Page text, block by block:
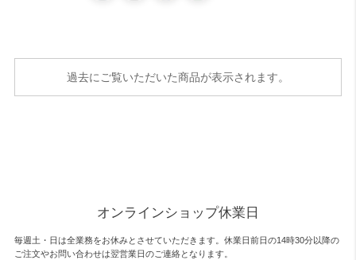
過去にご覧いただいた商品が表示されます。
オンラインショップ休業日
毎週土・日は全業務をお休みとさせていただきます。休業日前日の14時30分以降の
ご注文やお問い合わせは翌営業日のご連絡となります。